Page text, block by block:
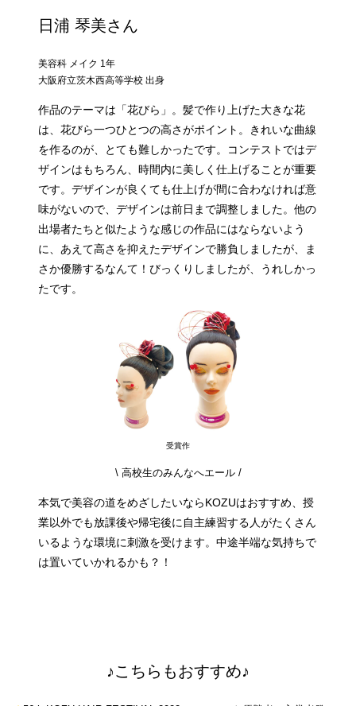
日浦 琴美さん
美容科 メイク 1年
大阪府立茨木西高等学校 出身
作品のテーマは「花びら」。髪で作り上げた大きな花
は、花びら一つひとつの高さがポイント。きれいな曲線
を作るのが、とても難しかったです。コンテストではデ
ザインはもちろん、時間内に美しく仕上げることが重要
です。デザインが良くても仕上げが間に合わなければ意
味がないので、デザインは前日まで調整しました。他の
出場者たちと似たような感じの作品にはならないよう
に、あえて高さを抑えたデザインで勝負しましたが、ま
さか優勝するなんて！びっくりしましたが、うれしかっ
たです。
受賞作
\ 高校生のみんなへエール /
本気で美容の道をめざしたいならKOZUはおすすめ、授
業以外でも放課後や帰宅後に自主練習する人がたくさん
いるような環境に刺激を受けます。中途半端な気持ちで
は置いていかれるかも？！
♪こちらもおすすめ♪